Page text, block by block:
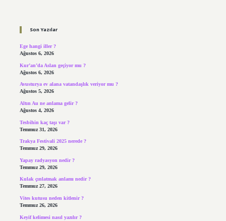
Son Yazılar
Ege hangi iller ?
Ağustos 6, 2026
Kur’an’da Aslan geçiyor mu ?
Ağustos 6, 2026
Avusturya ev alana vatandaşlık veriyor mu ?
Ağustos 5, 2026
Altın Au ne anlama gelir ?
Ağustos 4, 2026
Tesbihin kaç taşı var ?
Temmuz 31, 2026
Trakya Festivali 2025 nerede ?
Temmuz 29, 2026
Yapay radyasyon nedir ?
Temmuz 29, 2026
Kulak çınlatmak anlamı nedir ?
Temmuz 27, 2026
Vites kutusu neden kitlenir ?
Temmuz 26, 2026
Keyif kelimesi nasıl yazılır ?